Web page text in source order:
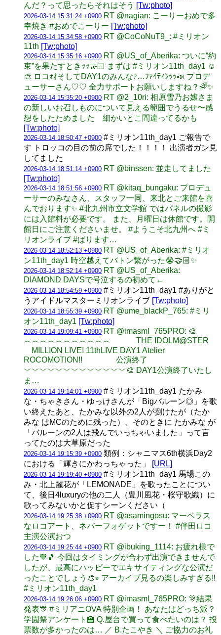
んだ？って思ったらそれはそう [Tw:photo]
2026-03-14 15:31:24 +0900 RT @nagian: こーりーおめで多
幸焼き #おめでこーりー [Tw:photo]
2026-03-14 15:34:58 +0900 RT @CoCoNuT9_: #ミリオン
11th [Tw:photo]
2026-03-14 15:35:16 +0900 RT @US_of_Aberika: ついに“約
束”を果たすときｯｯ🤝🏻 まずは #ミリオン11th_day1 ☺️
🎨 ロコｫｵそしてDAY1のみんなｧ…ﾌｧｲﾃｨﾝｯｯ📣 プロデ
ューサーさん♡♡ 全力サポートお願いしますね？🌈✨
2026-03-14 15:35:20 +0900 RT @2_10ri: 相原雪乃お嬢さま
の新しいお召しものについて見える範囲でうるせ〜感
想をしたためました 細かいとこ間違ってるかも
[Tw:photo]
2026-03-14 18:50:47 +0900 #ミリオン11th_day1 ご報告で
す トロッコの目の前の席でした！！！！ 出演者ガン見
してました
2026-03-14 18:51:14 +0900 RT @binssen: 並走してました
[Tw:photo]
2026-03-14 18:51:56 +0900 RT @kitaq_bungaku: プロデュ
ーサーのみなさん、スタッフ一同、来北とご来館を喜
んでおります✨ #北九州市立文学館 ではパネルの撮影
には入館料が必要です。 また、月曜日は休館です。開
館日にご注意くださいませ。 #ようこそ北九州へ #ミ
リオンライブ #ばります…
2026-03-14 18:52:13 +0900 RT @US_of_Aberika: #ミリオ
ン11th_day1 時空越えてバトン繋がった😭🤝🏻✨
2026-03-14 18:52:14 +0900 RT @US_of_Aberika:
DIAMOND DAYSで号泣するの初めて←
2026-03-14 18:54:59 +0900 #ミリオン11th_day1 #ありがと
うアイドルマスターミリオンライブ [Tw:photo]
2026-03-14 18:55:39 +0900 RT @ume_blackP_765: #ミリ
オン11th_day1 [Tw:photo]
2026-03-14 19:09:41 +0900 RT @imasml_765PRO: 🎨
︵︵︵︵︵︵︵︵︵︵︵ THE IDOLM@STER
MILLION LIVE! 11thLIVE DAY1 Atelier
ROCOMOTION!! 公演終了
︶︶︶︶︶︶︶︶︶︶︶︶︶🎨 DAY1公演終了いたし
ま…
2026-03-14 19:14:01 +0900 #ミリオン11th_day1 たかみ
な・ちゃきさん・ゆっけさんが「Bigバルーン◎」を歌
い終えたあと、たかみな以外の2人が捌けたが（たか
みな はMCのために残った）、そのときに たかみな が
「バルーンの2人は飛んでいっちゃいました」って言
ってたのは大草原だった
2026-03-14 19:15:39 +0900 類例：シャニマス6th横浜Day2
における「輝きにかわっちゃった」
[URL]
2026-03-14 19:19:40 +0900 #ミリオン11th_day1 馬場この
み・北上麗花が「LEMONADE」を歌ったことについ
て、後日4luxuryの他の二人（豊川風花・桜守歌織）に
歌ってみないかと促すシーンください（
2026-03-14 19:25:38 +0900 RT @asamingosu: マーベラス
なロコアート、ネバーフォゲットですー！ #伴田ロコ
主演公演おつ
2026-03-14 19:25:44 +0900 RT @ibuking_1114: お疲れ様で
した🧡🎵 今回はタイミングが合わず出演できませんで
したが、最高にハッピーでエキサイティングな公演だ
ったことでしょう🎨⭐︎ アーカイブ見るの楽しみすぎる‼️
#ミリオン11th_day1
2026-03-14 19:26:06 +0900 RT @imasml_765PRO: 🎊結果
発表🎊 #ミリアニOVA 特別企画！ あなたはどっち派？
学園祭アンケート🏫 Q.屋台で買って食べたいのは？ 投
票数が多かったのは… ／ B.たこやき ＼ ご協力のお礼